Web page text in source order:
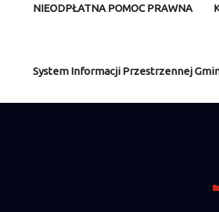
NIEODPŁATNA POMOC PRAWNA
System Informacji Przestrzennej